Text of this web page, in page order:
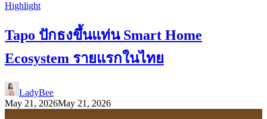
Highlight
Tapo ปักธงขึ้นแท่น Smart Home
Ecosystem รายแรกในไทย
LadyBee
May 21, 2026May 21, 2026